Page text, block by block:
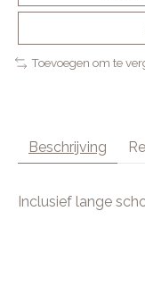
Toevoegen om te
Beschrijving
Inclusief lange